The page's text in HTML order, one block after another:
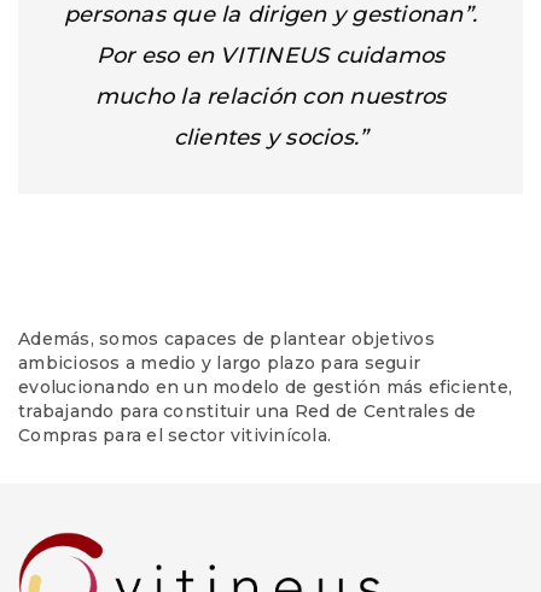
personas que la dirigen y gestionan”.
Por eso en VITINEUS cuidamos
mucho la relación con nuestros
clientes y socios.”
Además, somos capaces de plantear objetivos
ambiciosos a medio y largo plazo para seguir
evolucionando en un modelo de gestión más eficiente,
trabajando para constituir una Red de Centrales de
Compras para el sector vitivinícola.